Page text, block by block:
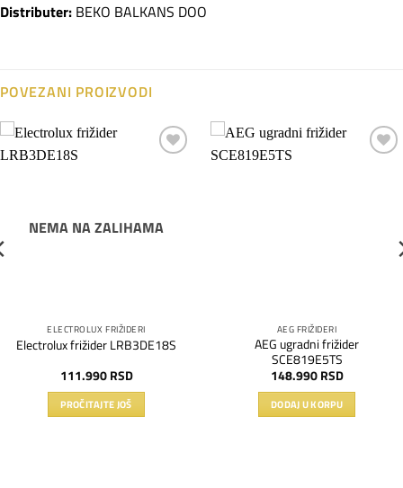
Distributer: BEKO BALKANS DOO
POVEZANI PROIZVODI
NEMA NA ZALIHAMA
ELECTROLUX FRIŽIDERI
Electrolux frižider LRB3DE18S
111.990 RSD
PROČITAJTE JOŠ
AEG FRIŽIDERI
AEG ugradni frižider
SCE819E5TS
148.990 RSD
DODAJ U KORPU